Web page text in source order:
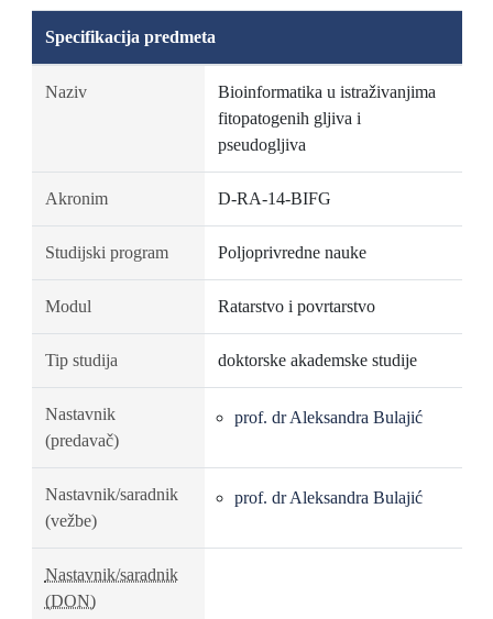
Specifikacija predmeta
Naziv
Bioinformatika u istraživanjima
fitopatogenih gljiva i
pseudogljiva
Akronim D-RA-14-BIFG
Studijski program Poljoprivredne nauke
Modul Ratarstvo i povrtarstvo
Tip studija doktorske akademske studije
Nastavnik
(predavač)
prof. dr Aleksandra Bulajić
Nastavnik/saradnik
(vežbe)
prof. dr Aleksandra Bulajić
Nastavnik/saradnik
(DON)